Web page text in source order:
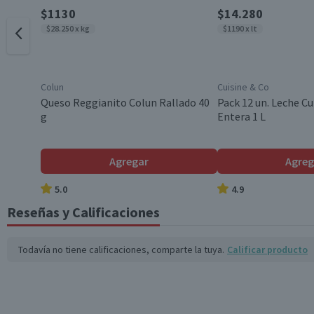
Aroma
Modelo
Garantía Mínima Legal
Garantía Proveedor
$1130
$28.250 x kg
Colun
Queso Reggianito Colun Rallado 40
g
Agregar
5.0
$14.280
$1190 x lt
Cuisine & Co
Pack 12 un. Leche
Entera 1 L
4.9
Reseñas y Calificaciones
Todavía no tiene calificaciones, comparte la tuya. Calificar producto